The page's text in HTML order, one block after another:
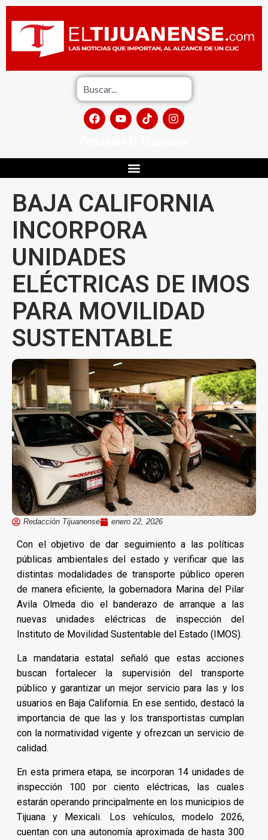
BAJA CALIFORNIA
INCORPORA
UNIDADES
ELÉCTRICAS DE IMOS
PARA MOVILIDAD
SUSTENTABLE
Redacción Tijuanense enero 22, 2026
Con el objetivo de dar seguimiento a las políticas
públicas ambientales del estado y verificar que las
distintas modalidades de transporte público operen
de manera eficiente, la gobernadora Marina del Pilar
Avila Olmeda dio el banderazo de arranque a las
nuevas unidades eléctricas de inspección del
Instituto de Movilidad Sustentable del Estado (IMOS).
La mandataria estatal señaló que estas acciones
buscan fortalecer la supervisión del transporte
público y garantizar un mejor servicio para las y los
usuarios en Baja California. En ese sentido, destacó la
importancia de que las y los transportistas cumplan
con la normatividad vigente y ofrezcan un servicio de
calidad.
En esta primera etapa, se incorporan 14 unidades de
inspección 100 por ciento eléctricas, las cuales
estarán operando principalmente en los municipios de
Tijuana y Mexicali. Los vehículos, modelo 2026,
cuentan con una autonomía aproximada de hasta 300